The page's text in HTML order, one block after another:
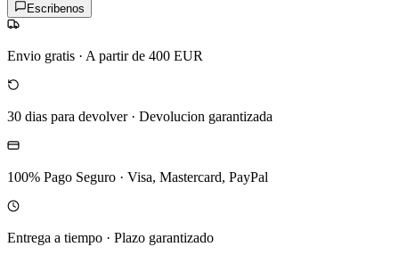
Escribenos
Envio gratis · A partir de 400 EUR
30 dias para devolver· Devolucion garantizada
100% Pago Seguro · Visa, Mastercard, PayPal
Entrega a tiempo · Plazo garantizado